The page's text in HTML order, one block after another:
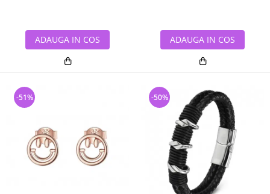
ADAUGA IN COS ADAUGA IN COS
-51% -50%